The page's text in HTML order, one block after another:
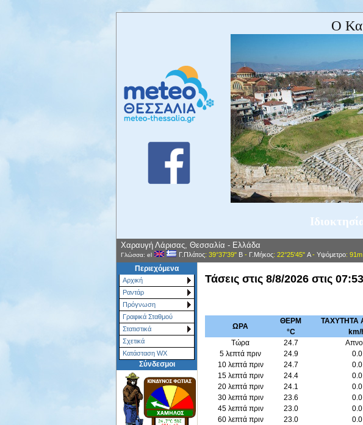
Ο
Χαραυγή Λάρισας, Θεσσαλία - Ελλάδα
Γλώσσα: el Γ.Πλάτος: 39°37'39" Β- Γ.Μήκος: 22°25'45" Α- Υψόμετρο: 91m
Περιεχόμενα
Αρχική
Ραντάρ
Πρόγνωση
Γραφικά Σταθμού
Στατιστικά
Σχετικά
Κατάσταση WX
Σύνδεσμοι
Τάσεις στις 8/8/2026 στις
ΩΡΑ
ΘΕΡΜ
°C
ΤΑΧΥΤΗΤΑ
km/
Τώρα
24.7
5 λεπτά πριν
24.9 0.0
10 λεπτά πριν
24.7 0.0
15 λεπτά πριν
24.4 0.0
20 λεπτά πριν
24.1 0.0
30 λεπτά πριν
23.6 0.0
45 λεπτά πριν
23.0 0.0
60 λεπτά πριν
23.0 0.0